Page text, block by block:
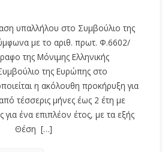
υπαλλήλου στο Συμβούλιο της
με το αριθ. πρωτ. Φ.6602/
της Μόνιμης Ελληνικής
της Ευρώπης στο
η ακόλουθη προκήρυξη για
τέσσερις μήνες έως 2 έτη με
ένα επιπλέον έτος, με τα εξής
Θέση […]